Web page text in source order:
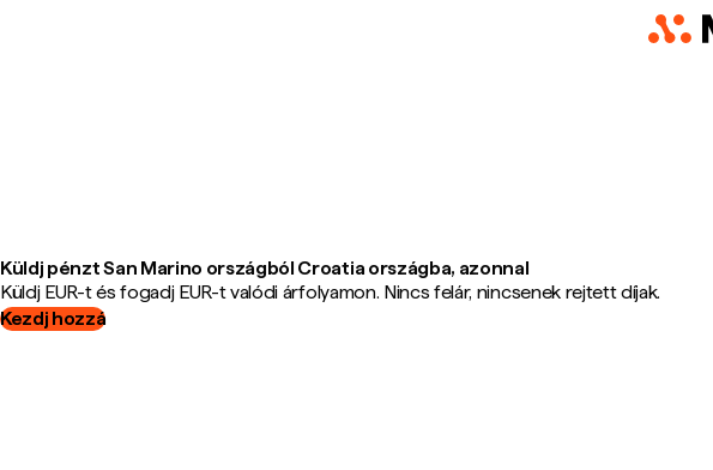
Küldj pénzt San Marino országból Croatia országba, azonnal
Küldj EUR-t és fogadj EUR-t valódi árfolyamon. Nincs felár, nincsenek rejtett díjak.
Kezdj hozzá